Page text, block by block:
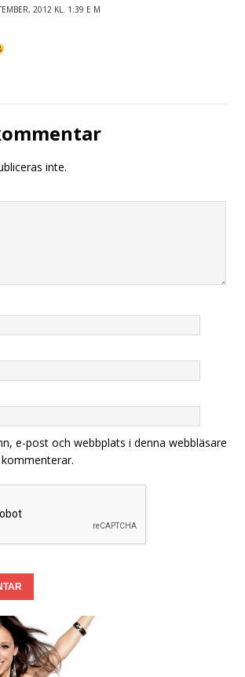
2012 KL. 1:39 E M
inte.
e-post och webbplats i denna webbläsare